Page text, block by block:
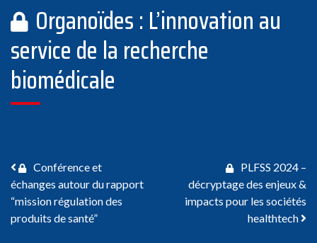
Organoïdes : L’innovation au
service de la recherche
biomédicale
Navigation des articles
Conférence et
échanges autour du rapport
“mission régulation des
produits de santé”
PLFSS 2024 –
décryptage des enjeux &
impacts pour les sociétés
healthtech